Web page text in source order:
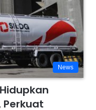
News
Perkuat